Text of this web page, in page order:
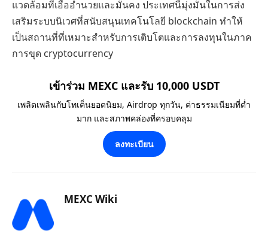
แวดล้อมที่เอื้ออำนวยและมั่นคง ประเทศนี้มุ่งมั่นในการส่ง
เสริมระบบนิเวศที่สนับสนุนเทคโนโลยี blockchain ทำให้
เป็นสถานที่ที่เหมาะสำหรับการเติบโตและการลงทุนในภาค
การขุด cryptocurrency
เข้าร่วม MEXC และรับ 10,000 USDT
เพลิดเพลินกับโทเค็นยอดนิยม, Airdrop ทุกวัน, ค่าธรรมเนียมที่ต่ำ
มาก และสภาพคล่องที่ครอบคลุม
ลงทะเบียน
MEXC Wiki